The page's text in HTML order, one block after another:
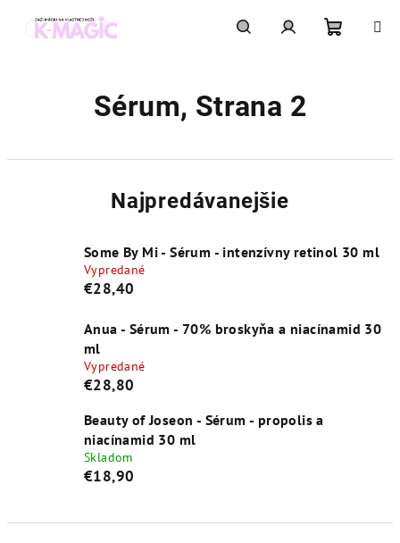
Sérum, Strana 2
Najpredávanejšie
Some By Mi - Sérum - intenzívny retinol 30 ml
Vypredané
€28,40
Anua - Sérum - 70% broskyňa a niacínamid 30
ml
Vypredané
€28,80
Beauty of Joseon - Sérum - propolis a
niacínamid 30 ml
Skladom
€18,90